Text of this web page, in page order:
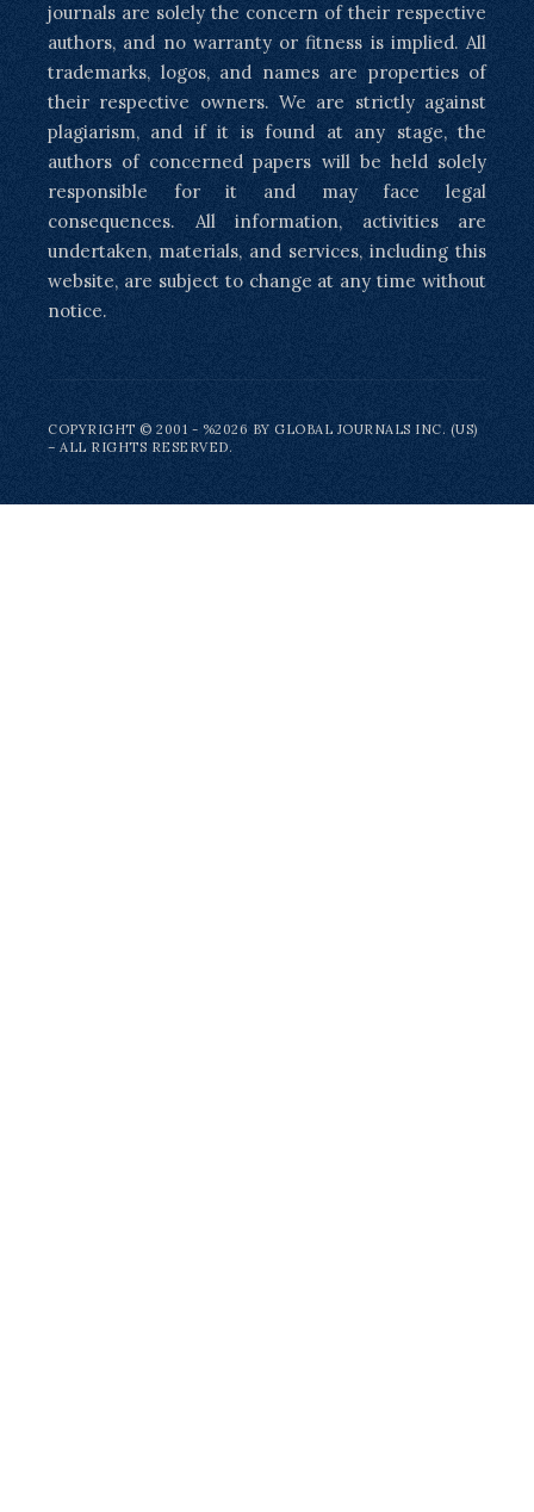
journals are solely the concern of their respective
authors, and no warranty or fitness is implied. All
trademarks, logos, and names are properties of
their respective owners. We are strictly against
plagiarism, and if it is found at any stage, the
authors of concerned papers will be held solely
responsible for it and may face legal
consequences. All information, activities are
undertaken, materials, and services, including this
website, are subject to change at any time without
notice.
COPYRIGHT © 2001 - %2026 BY GLOBAL JOURNALS INC. (US)
– ALL RIGHTS RESERVED.